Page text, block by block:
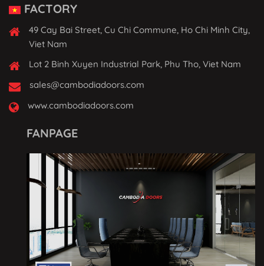
FACTORY
49 Cay Bai Street, Cu Chi Commune, Ho Chi Minh City,
Viet Nam
Lot 2 Binh Xuyen Industrial Park, Phu Tho, Viet Nam
sales@cambodiadoors.com
www.cambodiadoors.com
FANPAGE